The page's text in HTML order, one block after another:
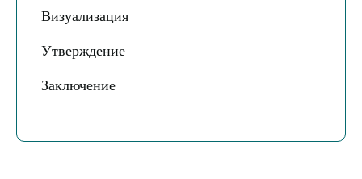
Визуализация
Утверждение
Заключение